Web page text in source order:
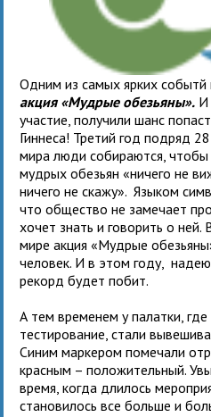
Одним из самых ярких событй
акция «Мудрые обезьяны». И
участие, получили шанс
Гиннеса! Третий год подряд
мира люди собираются, чтобы
мудрых обезьян «ничего не
ничего не скажу». Языком
что общество не замечает
хочет знать и говорить о
мире акция «Мудрые
человек. И в этом году,
рекорд будет побит.
А тем временем у палатки,
тестирование, стали
Синим маркером помечали
красным – положительный.
время, когда длилось
становилось все больше и